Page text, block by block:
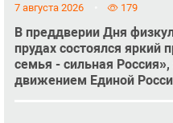
7 августа 2026 179
В преддверии Дня
прудах состоялся яркий
семья - сильная
движением Единой